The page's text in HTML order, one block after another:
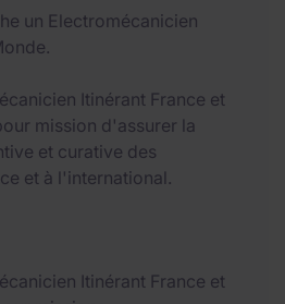
un Electromécanicien
Itinérant France et
mission d'assurer la
et curative des
et à l'international.
Itinérant France et